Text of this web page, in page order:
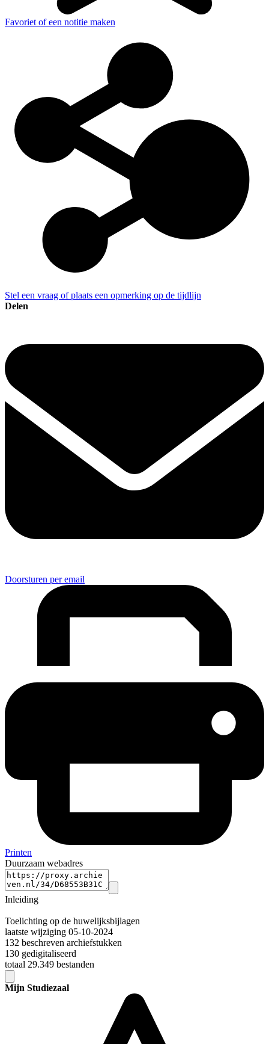
Favoriet of een notitie maken
Stel een vraag of plaats een opmerking op de tijdlijn
Delen
Doorsturen per email
Printen
Duurzaam webadres
Inleiding
Toelichting op de huwelijksbijlagen
laatste wijziging 05-10-2024
132 beschreven archiefstukken
130 gedigitaliseerd
totaal 29.349 bestanden
Mijn Studiezaal